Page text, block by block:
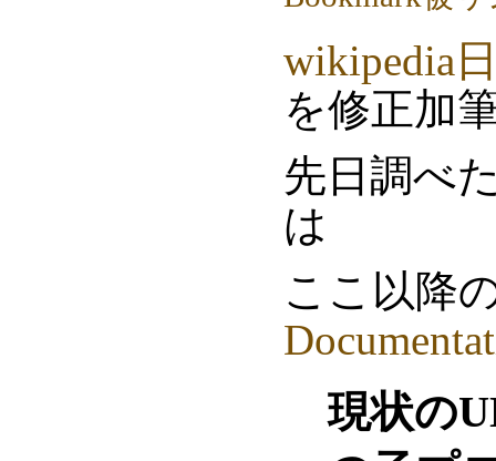
wikipedia
を修正加
先日調べ
は
ここ以降
現状の